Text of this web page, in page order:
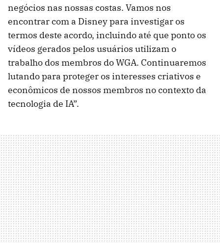
negócios nas nossas costas. Vamos nos
encontrar com a Disney para investigar os
termos deste acordo, incluindo até que ponto os
vídeos gerados pelos usuários utilizam o
trabalho dos membros do WGA. Continuaremos
lutando para proteger os interesses criativos e
econômicos de nossos membros no contexto da
tecnologia de IA”.